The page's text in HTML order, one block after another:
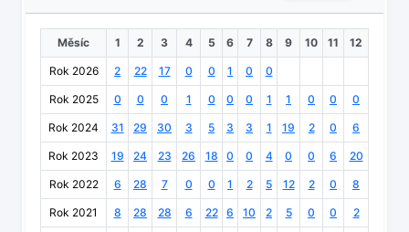
Měsíc 1 2 3 4 5 6 7 8 9 10 11 12
Rok 2026 2 22 17 0 0 1 0 0
Rok 2025 0 0 0 1 0 0 0 1 1 0 0 0
Rok 2024 31 29 30 3 5 3 3 1 19 2 0 6
Rok 2023 19 24 23 26 18 0 0 4 0 0 6 20
Rok 2022 6 28 7 0 0 1 2 5 12 2 0 8
Rok 2021 8 28 28 6 22 6 10 2 5 0 0 2